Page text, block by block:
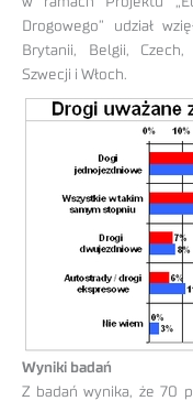
Drogowego” udział
Brytanii, Belgii, Czech,
Szwecji i Włoch.
Wyniki badań
Z badań wynika, że 70